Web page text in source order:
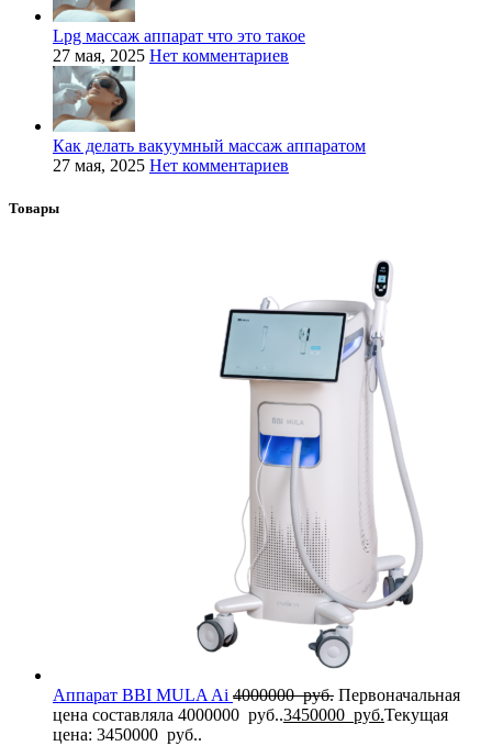
Lpg массаж аппарат что это такое
27 мая, 2025 Нет комментариев
Как делать вакуумный массаж аппаратом
27 мая, 2025 Нет комментариев
Товары
Аппарат BBI MULA Ai 4000000руб. Первоначальная
цена составляла 4000000 руб..3450000 руб.Текущая
цена: 3450000 руб..